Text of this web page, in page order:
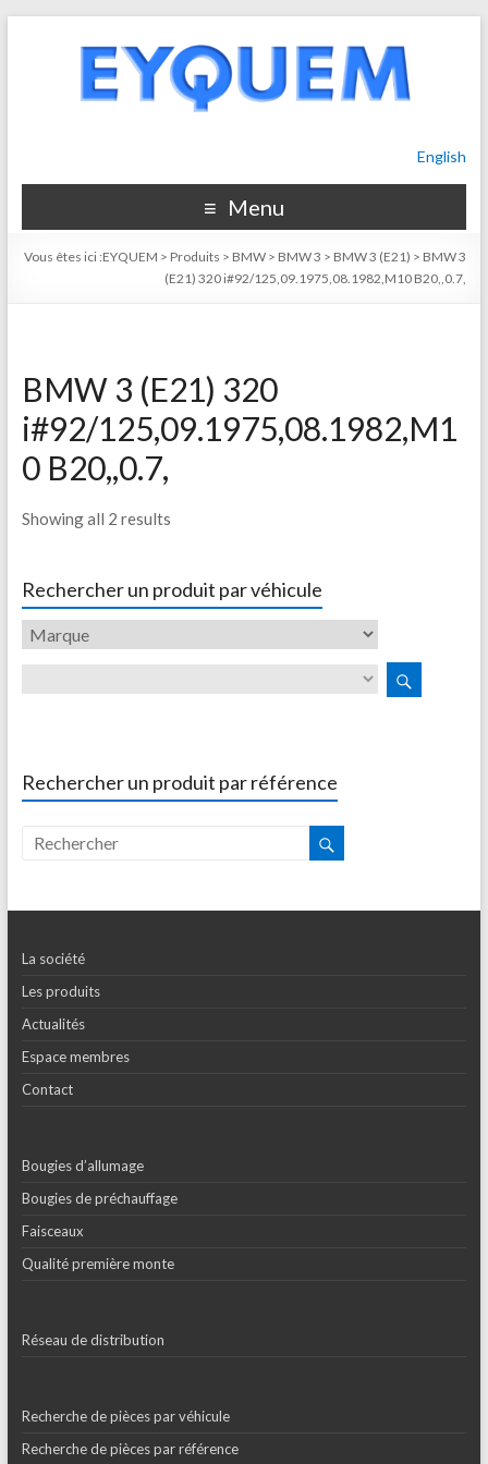
English
Menu
Vous êtes ici :EYQUEM > Produits > BMW > BMW 3 > BMW 3 (E21) > BMW 3
(E21) 320 i#92/125,09.1975,08.1982,M10 B20,,0.7,
BMW 3 (E21) 320
i#92/125,09.1975,08.1982,M1
0 B20,,0.7,
Showing all 2 results
Rechercher un produit par véhicule
Rechercher un produit par référence
La société
Les produits
Actualités
Espace membres
Contact
Bougies d’allumage
Bougies de préchauffage
Faisceaux
Qualité première monte
Réseau de distribution
Recherche de pièces par véhicule
Recherche de pièces par référence